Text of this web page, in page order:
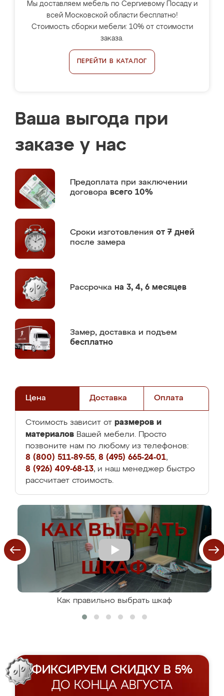
Мы доставляем мебель по Сергиевому Посаду и
всей Московской области бесплатно!
Стоимость сборки мебели: 10% от стоимости
заказа.
ПЕРЕЙТИ В КАТАЛОГ
Ваша выгода при
заказе у нас
Предоплата при заключении
договора всего 10%
Сроки изготовления от 7 дней
после замера
Рассрочка на 3, 4, 6 месяцев
Замер, доставка и подъем
бесплатно
Цена Доставка Оплата
Стоимость зависит от размеров и
материалов Вашей мебели. Просто
позвоните нам по любому из телефонов:
8 (800) 511-89-55, 8 (495) 665-24-01,
8 (926) 409-68-13, и наш менеджер быстро
рассчитает стоимость.
Как правильно выбрать шкаф
ФИКСИРУЕМ СКИДКУ В 5%
ДО КОНЦА АВГУСТА